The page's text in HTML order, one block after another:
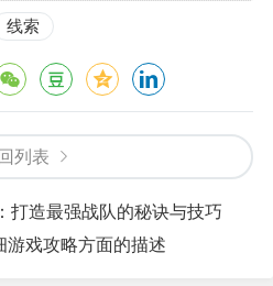
线索
列表
打造最强战队的秘诀与技巧
游戏攻略方面的描述